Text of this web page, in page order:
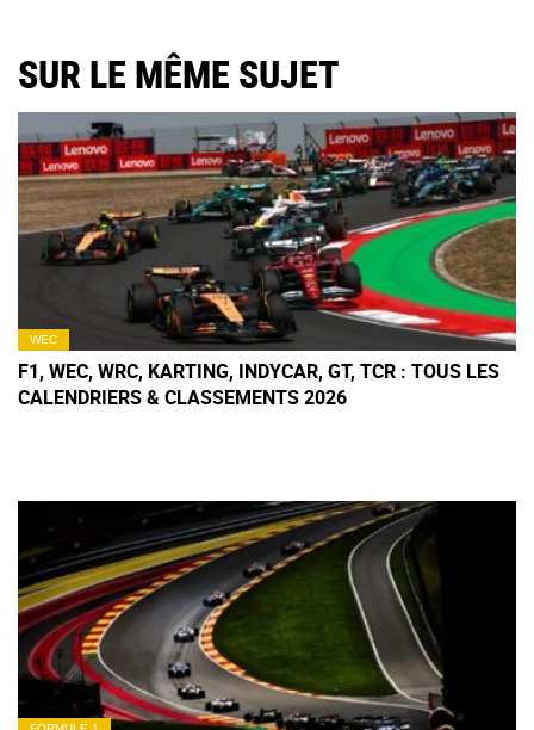
SUR LE MÊME SUJET
WEC
F1, WEC, WRC, KARTING, INDYCAR, GT, TCR : TOUS LES
CALENDRIERS & CLASSEMENTS 2026